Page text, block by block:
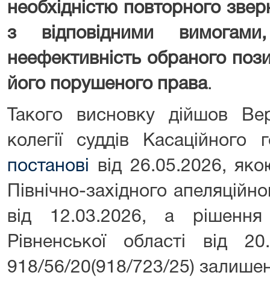
необхідністю повторного
з відповідними
неефективність обраного
його порушеного права.
Такого висновку дійшов
колегії суддів Касаційного
постанові від 26.05.2026,
Північно-західного
від 12.03.2026, а рішення
Рівненської області від
918/56/20(918/723/25)